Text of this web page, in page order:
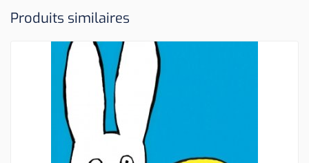
Produits similaires